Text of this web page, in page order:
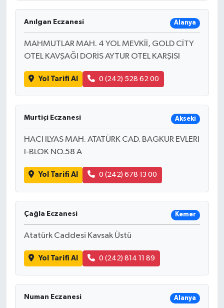
Anılgan Eczanesi Alanya
MAHMUTLAR MAH. 4 YOL MEVKİİ, GOLD CİTY
OTEL KAVŞAĞI DORİS AYTUR OTEL KARŞISI
Yol Tarifi Al 0 (242) 528 62 00
Murtiçi Eczanesi Akseki
HACI ILYAS MAH. ATATÜRK CAD. BAGKUR EVLERI
I-BLOK NO.58 A
Yol Tarifi Al 0 (242) 678 13 00
Çağla Eczanesi Kemer
Atatürk Caddesi Kavsak Üstü
Yol Tarifi Al 0 (242) 814 11 89
Numan Eczanesi Alanya